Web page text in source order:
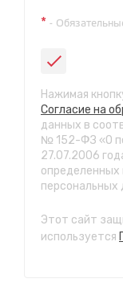
ул.
СТО
с 7.00 до
СТО
ул. Рабочего
с 7.00 до
СТО
ул. Розы
* -
Нажимая
Согласие на
данных в
№ 152-ФЗ «О
27.07.2006
определенных
персональных
Этот сайт
используется